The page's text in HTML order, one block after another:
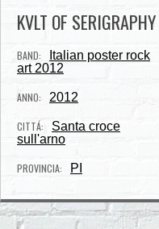
KVLT OF SERIGRAPHY
BAND:
Italian poster rock
art 2012
ANNO: 2012
CITTÁ:
Santa croce
sull'arno
PROVINCIA: PI